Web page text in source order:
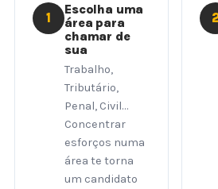
1
Escolha uma
área para
chamar de
sua
Trabalho,
Tributário,
Penal, Civil…
Concentrar
esforços numa
área te torna
um candidato